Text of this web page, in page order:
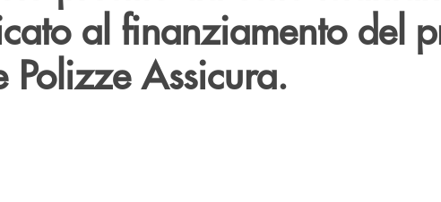
al finanziamento del
Polizze Assicura.